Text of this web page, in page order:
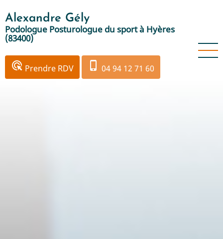
au
contenu
principal
Alexandre Gély
Podologue Posturologue du sport à Hyères
(83400)
ads_click Prendre RDV phone_iphone 04 94 12 71 60